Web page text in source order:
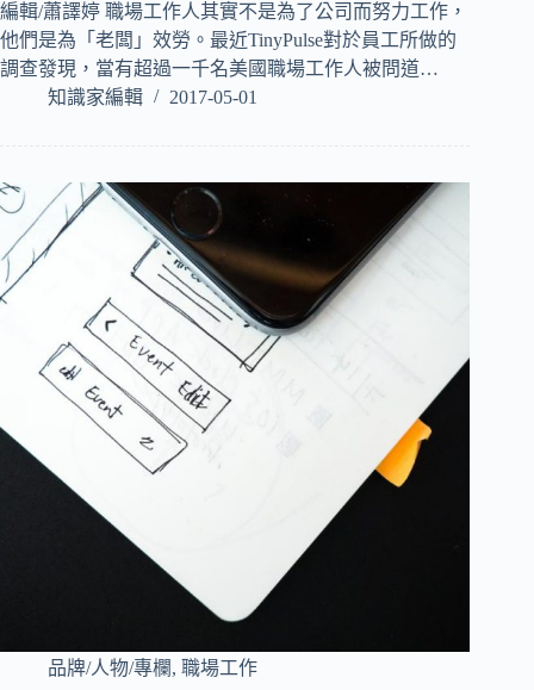
編輯/蕭譯婷 職場工作人其實不是為了公司而努力工作，
他們是為「老闆」效勞。最近TinyPulse對於員工所做的
調查發現，當有超過一千名美國職場工作人被問道…
知識家編輯
2017-05-01
品牌/人物/專欄, 職場工作